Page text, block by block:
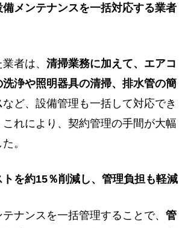
メンテナンスを一括対応する業者
者は、 清掃業務に加えて、エアコ
洗浄や照明器具の清掃、排水管の簡
など、設備管理も一括して対応でき
れにより、契約管理の手間が大幅
。
を約15％削減し、管理負担も軽減
ナンスを一括管理することで、 管